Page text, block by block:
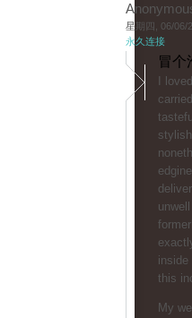
星期四, 06/06/
永久连接
冒个
I
this
My